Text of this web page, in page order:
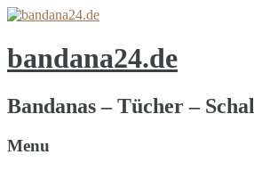
bandana24.de
Bandanas – Tücher –
Menu